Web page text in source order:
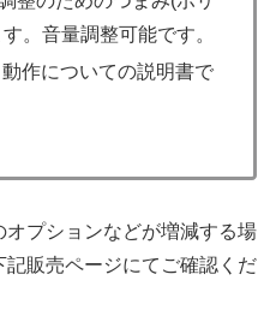
。音量調整可能です。
作についての説明書で
プションなどが増減する場
販売ページにてご確認くだ